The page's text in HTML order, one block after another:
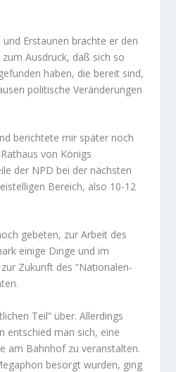
Erstaunen brachte er den
Ausdruck, daß sich so
haben, die bereit sind,
politische Veränderungen
berichtete mir später noch
von Königs
der NPD bei der nächsten
Bereich, also 10-12
gebeten, zur Arbeit des
einige Dinge und im
Zukunft des “Nationalen-
Teil” über. Allerdings
entschied man sich, eine
am Bahnhof zu veranstalten.
besorgt wurden, ging